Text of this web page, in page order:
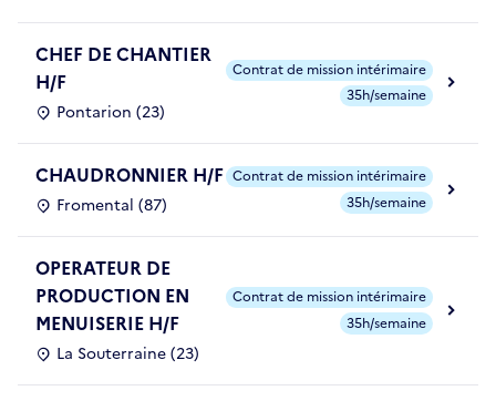
CHEF DE CHANTIER
H/F
Pontarion (23)
Contrat de mission intérimaire
35h/semaine
CHAUDRONNIER H/F
Fromental (87)
Contrat de mission intérimaire
35h/semaine
OPERATEUR DE
PRODUCTION EN
MENUISERIE H/F
La Souterraine (23)
Contrat de mission intérimaire
35h/semaine